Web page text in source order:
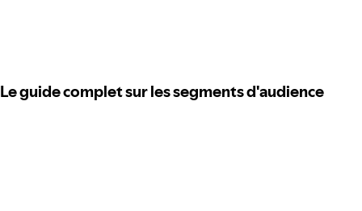
Le guide complet sur les segments d'audience